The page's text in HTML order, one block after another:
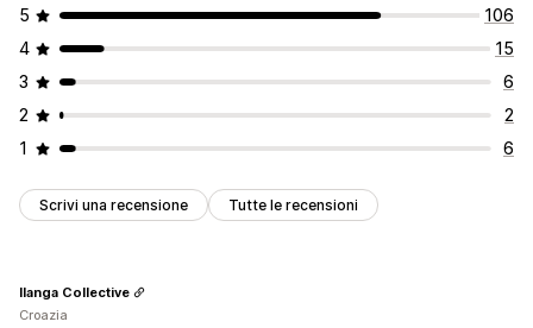
5
106
4
15
3
6
2
2
1
6
Scrivi una recensione Tutte le recensioni
Ilanga Collective
Croazia